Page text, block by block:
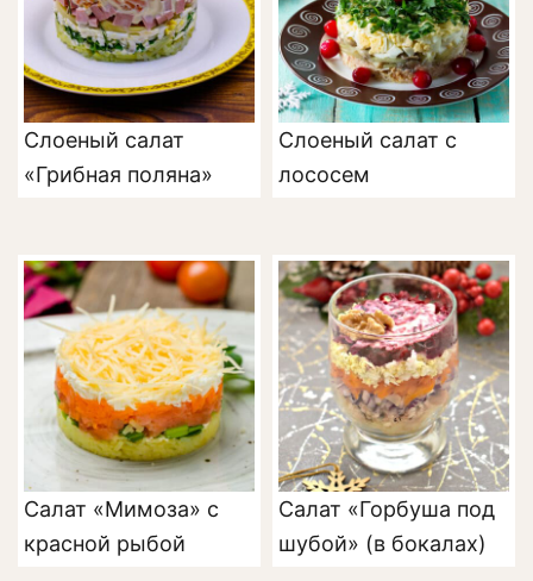
Слоеный салат
«Грибная поляна»
Слоеный салат с
лососем
Салат «Мимоза» с
красной рыбой
Салат «Горбуша под
шубой» (в бокалах)